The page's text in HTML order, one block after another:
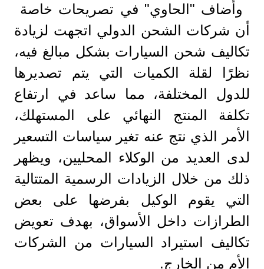
وأضاف "الحاوي" في تصريحات خاصة
أن شركات الشحن الدولي اتجهت لزيادة
تكاليف شحن السيارات بشكل مبالغ فيه،
نظرًا لقلة الكميات التي يتم تصديرها
للدول المختلفة، مما ساعد في ارتفاع
تكلفة المنتج النهائي على المستهلك،
الأمر الذي نتج عنه تغير سياسات التسعير
لدى العديد من الوكلاء المحليين، ويظهر
ذلك من خلال الزيادات الرسمية المتتالية
التي يقوم الوكيل بفرضها على بعض
الطرازات داخل الأسواق، بهدف تعويض
تكاليف استيراد السيارات من الشركات
الأم من الخارج.